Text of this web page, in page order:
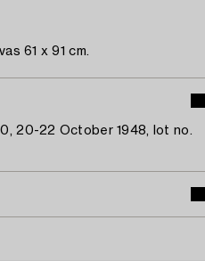
61 x 91 cm.
20-22 October 1948, lot no.